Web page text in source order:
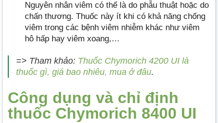
Nguyên nhân viêm có thể là do phẫu thuật hoặc do
chấn thương. Thuốc này ít khi có khả năng chống
viêm trong các bệnh viêm nhiễm khác như viêm
hô hấp hay viêm xoang,…
=> Tham khảo: Thuốc Chymorich 4200 UI là
thuốc gì, giá bao nhiêu, mua ở đâu.
Công dụng và chỉ định
thuốc Chymorich 8400 UI